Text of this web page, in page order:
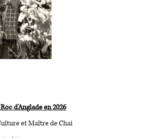
d'Anglade en 2026
et Maître de Chai